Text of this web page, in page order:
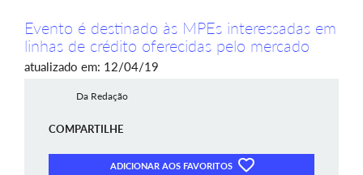
Evento é destinado às MPEs interessadas em
linhas de crédito oferecidas pelo mercado
atualizado em: 12/04/19
Da Redação
COMPARTILHE
ADICIONAR AOS FAVORITOS